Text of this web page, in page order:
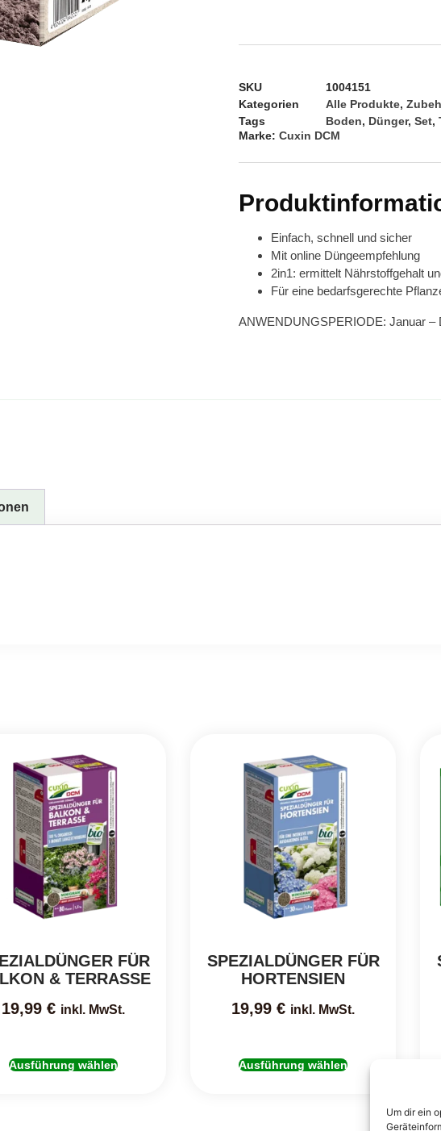
Um dir ein
SKU
1004151
Kategorien
Alle Produkte,
Tags
Boden, Dünger, Set,
Marke: Cuxin DCM
Einfach, schnell und sicher
Mit online Düngeempfehlung
2in1: ermittelt Nährstoffgehalt
Für eine bedarfsgerechte
ANWENDUNGSPERIODE: Januar –
FÜR
& TERRASSE
19,99 € inkl. MwSt.
Ausführung wählen
SPEZIALDÜNGER FÜR
HORTENSIEN
19,99 € inkl. MwSt.
Ausführung wählen